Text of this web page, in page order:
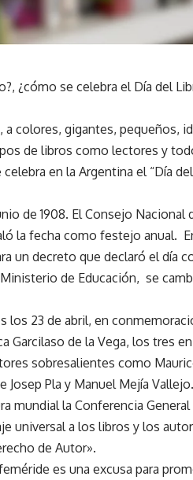
¿cómo se celebra el Día del
colores, gigantes, pequeños,
de libros como lectores y
en la Argentina el “Día
de 1908. El Consejo
la fecha como festejo anual.
un decreto que declaró el día
de Educación, se
los 23 de abril, en
Garcilaso de la Vega, los tres
sobresalientes como
Pla y Manuel Mejía Vallejo.
mundial la Conferencia General
universal a los libros y los
de Autor».
es una excusa para